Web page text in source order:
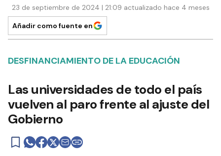
23 de septiembre de 2024 | 21:09 actualizado hace 4 meses
Añadir como fuente en
DESFINANCIAMIENTO DE LA EDUCACIÓN
Las universidades de todo el país
vuelven al paro frente al ajuste del
Gobierno